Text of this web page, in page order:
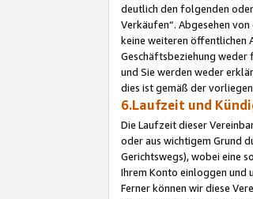
deutlich den folgenden
Verkäufen“. Abgesehen
keine weiteren öffentlichen
Geschäftsbeziehung weder
und Sie werden weder
dies ist gemäß der
6.Laufzeit und
Die Laufzeit dieser
oder aus wichtigem Grund
Gerichtswegs), wobei eine
Ihrem Konto einloggen und
Ferner können wir diese